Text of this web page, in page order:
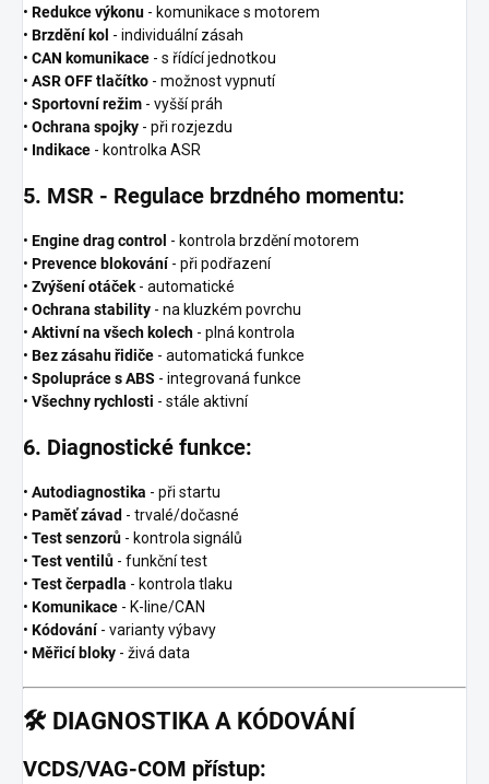
• Redukce výkonu - komunikace s motorem
• Brzdění kol - individuální zásah
• CAN komunikace - s řídící jednotkou
• ASR OFF tlačítko - možnost vypnutí
• Sportovní režim - vyšší práh
• Ochrana spojky - při rozjezdu
• Indikace - kontrolka ASR
5. MSR - Regulace brzdného momentu:
• Engine drag control - kontrola brzdění motorem
• Prevence blokování - při podřazení
• Zvýšení otáček - automatické
• Ochrana stability - na kluzkém povrchu
• Aktivní na všech kolech - plná kontrola
• Bez zásahu řidiče - automatická funkce
• Spolupráce s ABS - integrovaná funkce
• Všechny rychlosti - stále aktivní
6. Diagnostické funkce:
• Autodiagnostika - při startu
• Paměť závad - trvalé/dočasné
• Test senzorů - kontrola signálů
• Test ventilů - funkční test
• Test čerpadla - kontrola tlaku
• Komunikace - K-line/CAN
• Kódování - varianty výbavy
• Měřicí bloky - živá data
🛠️ DIAGNOSTIKA A KÓDOVÁNÍ
VCDS/VAG-COM přístup: